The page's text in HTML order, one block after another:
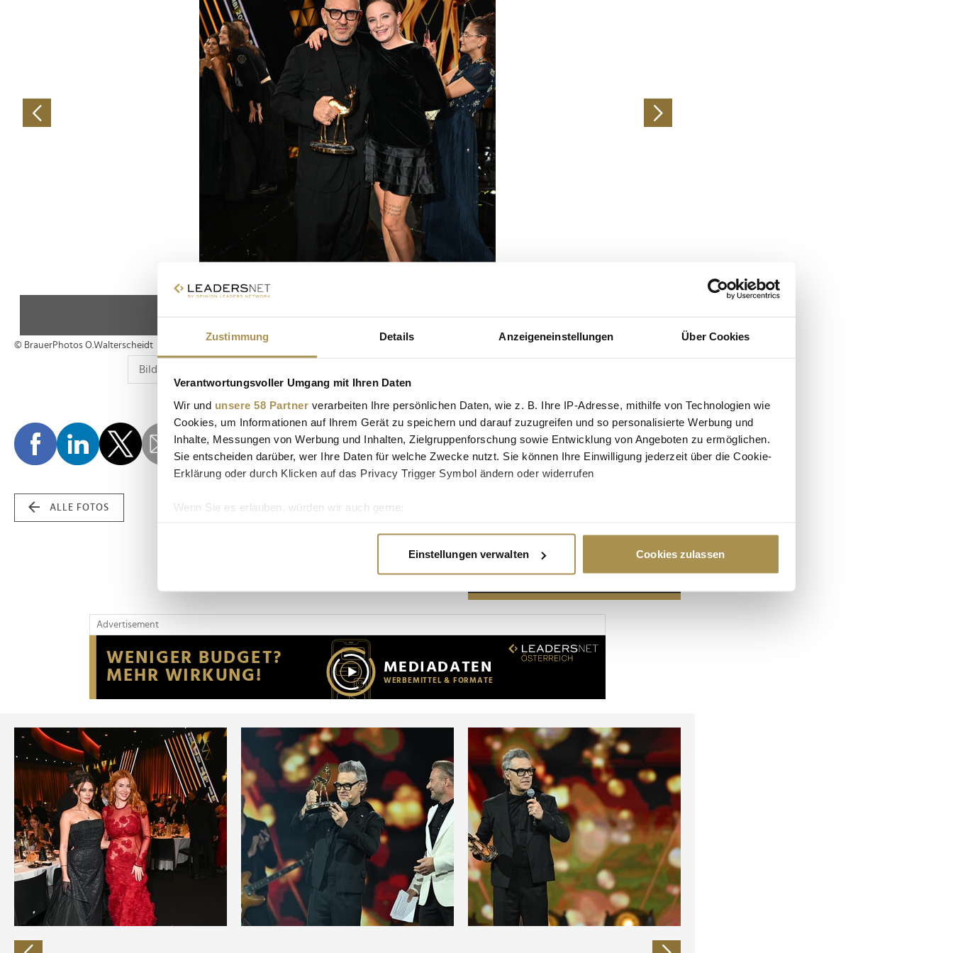
Zustimmung Details Anzeigeneinstellungen Über Cookies
Verantwortungsvoller Umgang mit Ihren Daten
Wir und unsere 58 Partner verarbeiten Ihre persönlichen Daten, wie z. B. Ihre IP-Adresse, mithilfe von Technologien wie
Cookies, um Informationen auf Ihrem Gerät zu speichern und darauf zuzugreifen und so personalisierte Werbung und
Inhalte, Messungen von Werbung und Inhalten, Zielgruppenforschung sowie Entwicklung von Angeboten zu ermöglichen.
Sie entscheiden darüber, wer Ihre Daten für welche Zwecke nutzt. Sie können Ihre Einwilligung jederzeit über die Cookie-
Erklärung oder durch Klicken auf das Privacy Trigger Symbol ändern oder widerrufen
Wenn Sie es erlauben, würden wir auch gerne:
Erfahren Sie mehr darüber, wie Ihre persönlichen Daten verarbeitet werden, und legen Sie Ihre Präferenzen im
Wir verwenden Cookies, um Inhalte und Anzeigen zu personalisieren, Funktionen für soziale Medien anbieten zu können
Website an unsere Partner für soziale Medien, Werbung und Analysen weiter. Unsere Partner führen diese Informationen
möglicherweise mit weiteren Daten zusammen, die Sie ihnen bereitgestellt haben oder die sie im Rahmen Ihrer Nutzung
der Dienste gesammelt haben.
Einstellungen verwalten Cookies zulassen
© BrauerPhotos O.Walterscheidt
ALLE FOTOS
Advertisement
Advertisement